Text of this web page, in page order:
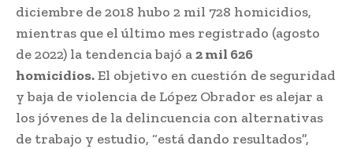
diciembre de 2018 hubo 2 mil 728 homicidios,
mientras que el último mes registrado (agosto
de 2022) la tendencia bajó a2 mil 626
homicidios.El objetivo en cuestión de seguridad
y baja de violencia de López Obrador es alejar a
los jóvenes de la delincuencia con alternativas
de trabajo y estudio, “está dando resultados”,